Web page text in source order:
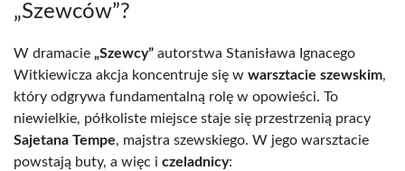
„Szewców”?
W dramacie „Szewcy” autorstwa Stanisława Ignacego
Witkiewicza akcja koncentruje się w warsztacie szewskim,
który odgrywa fundamentalną rolę w opowieści. To
niewielkie, półkoliste miejsce staje się przestrzenią pracy
Sajetana Tempe, majstra szewskiego. W jego warsztacie
powstają buty, a więc i czeladnicy: